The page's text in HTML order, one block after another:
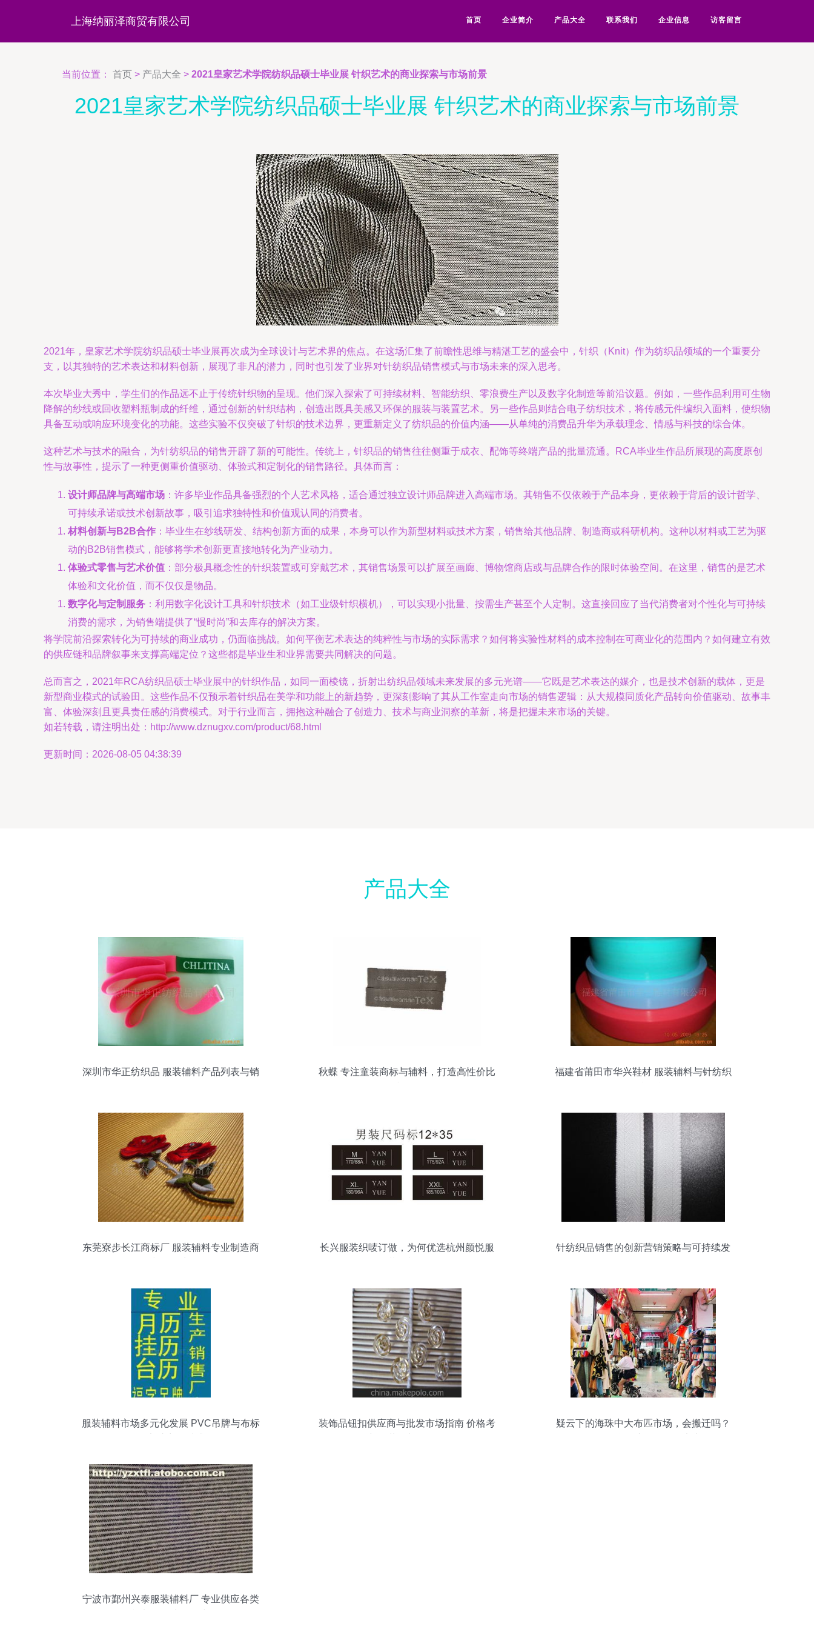
上海纳丽泽商贸有限公司 首页 企业简介 产品大全 联系我们 企业信息 访客留言
当前位置： 首页 > 产品大全 > 2021皇家艺术学院纺织品硕士毕业展 针织艺术的商业探索与市场前景
2021皇家艺术学院纺织品硕士毕业展 针织艺术的商业探索与市场前景
2021年，皇家艺术学院纺织品硕士毕业展再次成为全球设计与艺术界的焦点。在这场汇集了前瞻性思维与精湛工艺的盛会中，针织（Knit）作为纺织品领域的一个重要分
支，以其独特的艺术表达和材料创新，展现了非凡的潜力，同时也引发了业界对针纺织品销售模式与市场未来的深入思考。
本次毕业大秀中，学生们的作品远不止于传统针织物的呈现。他们深入探索了可持续材料、智能纺织、零浪费生产以及数字化制造等前沿议题。例如，一些作品利用可生物
降解的纱线或回收塑料瓶制成的纤维，通过创新的针织结构，创造出既具美感又环保的服装与装置艺术。另一些作品则结合电子纺织技术，将传感元件编织入面料，使织物
具备互动或响应环境变化的功能。这些实验不仅突破了针织的技术边界，更重新定义了纺织品的价值内涵——从单纯的消费品升华为承载理念、情感与科技的综合体。
这种艺术与技术的融合，为针纺织品的销售开辟了新的可能性。传统上，针织品的销售往往侧重于成衣、配饰等终端产品的批量流通。RCA毕业生作品所展现的高度原创
性与故事性，提示了一种更侧重价值驱动、体验式和定制化的销售路径。具体而言：
设计师品牌与高端市场 ：许多毕业作品具备强烈的个人艺术风格，适合通过独立设计师品牌进入高端市场。其销售不仅依赖于产品本身，更依赖于背后的设计哲学、
可持续承诺或技术创新故事，吸引追求独特性和价值观认同的消费者。
材料创新与B2B合作 ：毕业生在纱线研发、结构创新方面的成果，本身可以作为新型材料或技术方案，销售给其他品牌、制造商或科研机构。这种以材料或工艺为驱
动的B2B销售模式，能够将学术创新更直接地转化为产业动力。
体验式零售与艺术价值 ：部分极具概念性的针织装置或可穿戴艺术，其销售场景可以扩展至画廊、博物馆商店或与品牌合作的限时体验空间。在这里，销售的是艺术
体验和文化价值，而不仅仅是物品。
数字化与定制服务 ：利用数字化设计工具和针织技术（如工业级针织横机），可以实现小批量、按需生产甚至个人定制。这直接回应了当代消费者对个性化与可持续
消费的需求，为销售端提供了“慢时尚”和去库存的解决方案。
将学院前沿探索转化为可持续的商业成功，仍面临挑战。如何平衡艺术表达的纯粹性与市场的实际需求？如何将实验性材料的成本控制在可商业化的范围内？如何建立有效
的供应链和品牌叙事来支撑高端定位？这些都是毕业生和业界需要共同解决的问题。
总而言之，2021年RCA纺织品硕士毕业展中的针织作品，如同一面棱镜，折射出纺织品领域未来发展的多元光谱——它既是艺术表达的媒介，也是技术创新的载体，更是
新型商业模式的试验田。这些作品不仅预示着针织品在美学和功能上的新趋势，更深刻影响了其从工作室走向市场的销售逻辑：从大规模同质化产品转向价值驱动、故事丰
富、体验深刻且更具责任感的消费模式。对于行业而言，拥抱这种融合了创造力、技术与商业洞察的革新，将是把握未来市场的关键。
如若转载，请注明出处：http://www.dznugxv.com/product/68.html
更新时间：2026-08-05 04:38:39
产品大全
深圳市华正纺织品 服装辅料产品列表与销
秋蝶 专注童装商标与辅料，打造高性价比
福建省莆田市华兴鞋材 服装辅料与针纺织
东莞寮步长江商标厂 服装辅料专业制造商
长兴服装织唛订做，为何优选杭州颜悦服
针纺织品销售的创新营销策略与可持续发
服装辅料市场多元化发展 PVC吊牌与布标
装饰品钮扣供应商与批发市场指南 价格考
疑云下的海珠中大布匹市场，会搬迁吗？
宁波市鄞州兴泰服装辅料厂 专业供应各类